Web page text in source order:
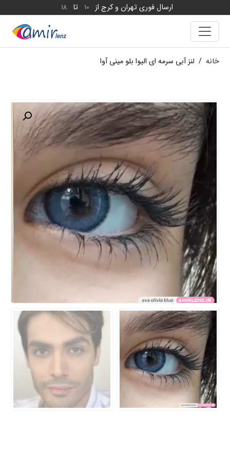
ارسال فوری تهران و کرج از 10 تا 18
خانه / لنز آبی سرمه ای الیوا بلو مینی آوا